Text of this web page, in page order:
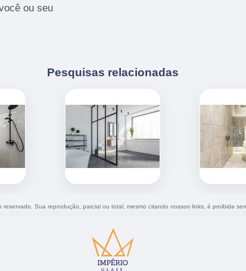
ou seu
Pesquisas relacionadas
reservado. Sua reprodução, parcial ou total, mesmo citando nossos links, é proibida